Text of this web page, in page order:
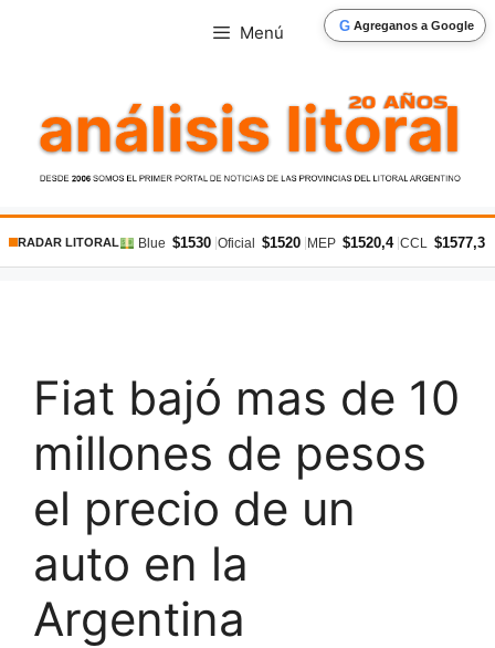
G Agreganos a Google
Menú
RADAR LITORAL Blue $1530 Oficial $1520 MEP $1520,4 CCL $1577,3
Fiat bajó mas de 10
millones de pesos
el precio de un
auto en la
Argentina